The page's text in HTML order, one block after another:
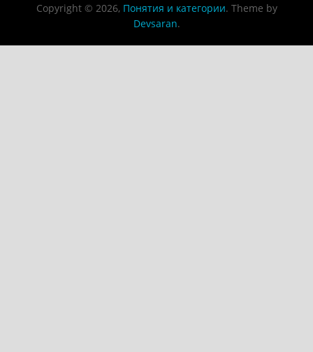
Copyright © 2026, Понятия и категории. Theme by
Devsaran.